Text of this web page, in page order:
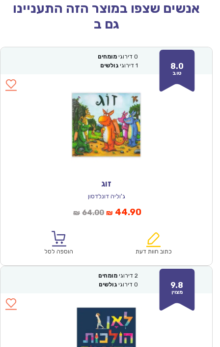
אנשים שצפו במוצר הזה התעניינו
גם ב
8.0
טוב
0 דירוגי מומחים
1 דירוגי גולשים
זוג
ג'וליה דונלדסון
₪ 64.00המחיר
₪64.00.
₪ 44.90המחיר
הוא:
כתוב חוות דעת הוספה לסל
9.8
מצוין
2 דירוגי מומחים
0 דירוגי גולשים